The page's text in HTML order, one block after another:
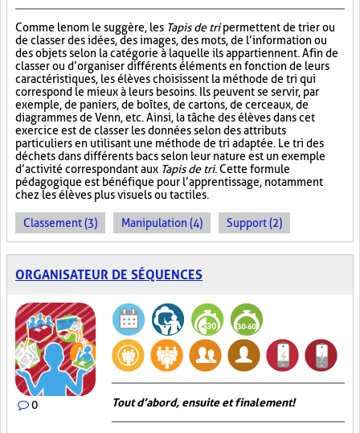
Comme le nom le suggère, les Tapis de tripermettent de trier ou
de classer des idées, des images, des mots, de l’information ou
des objets selon la catégorie à laquelle ils appartiennent. Afin de
classer ou d’organiser différents éléments en fonction de leurs
caractéristiques, les élèves choisissent la méthode de tri qui
correspond le mieux à leurs besoins. Ils peuvent se servir, par
exemple, de paniers, de boîtes, de cartons, de cerceaux, de
diagrammes de Venn, etc. Ainsi, la tâche des élèves dans cet
exercice est de classer les données selon des attributs
particuliers en utilisant une méthode de tri adaptée. Le tri des
déchets dans différents bacs selon leur nature est un exemple
d’activité correspondant aux Tapis de tri. Cette formule
pédagogique est bénéfique pour l’apprentissage, notamment
chez les élèves plus visuels ou tactiles.
Classement (3) Manipulation (4) Support (2)
ORGANISATEUR DE SÉQUENCES
0 Tout d’abord, ensuite et finalement!